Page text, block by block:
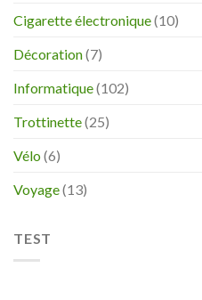
Cigarette électronique(10)
Décoration(7)
Informatique(102)
Trottinette(25)
Vélo(6)
Voyage(13)
TEST